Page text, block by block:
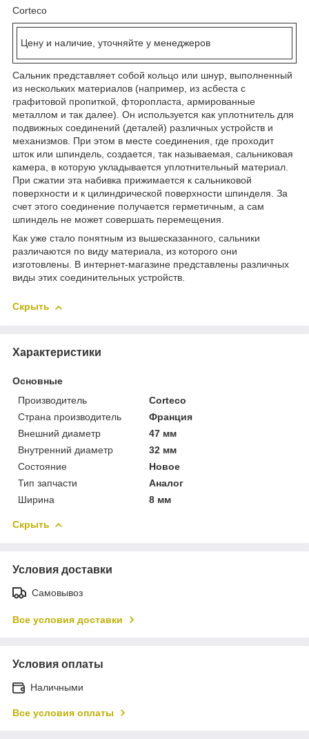
Corteco
Цену и наличие, уточняйте у менеджеров
Сальник представляет собой кольцо или шнур, выполненный
из нескольких материалов (например, из асбеста с
графитовой пропиткой, фторопласта, армированные
металлом и так далее). Он используется как уплотнитель для
подвижных соединений (деталей) различных устройств и
механизмов. При этом в месте соединения, где проходит
шток или шпиндель, создается, так называемая, сальниковая
камера, в которую укладывается уплотнительный материал.
При сжатии эта набивка прижимается к сальниковой
поверхности и к цилиндрической поверхности шпинделя. За
счет этого соединение получается герметичным, а сам
шпиндель не может совершать перемещения.
Как уже стало понятным из вышесказанного, сальники
различаются по виду материала, из которого они
изготовлены. В интернет-магазине представлены различных
виды этих соединительных устройств.
Скрыть
Характеристики
Основные
Производитель
Corteco
Страна производитель
Франция
Внешний диаметр
47 мм
Внутренний диаметр
32 мм
Состояние
Новое
Тип запчасти
Аналог
Ширина
8 мм
Скрыть
Условия доставки
Самовывоз
Все условия доставки
Условия оплаты
Наличными
Все условия оплаты